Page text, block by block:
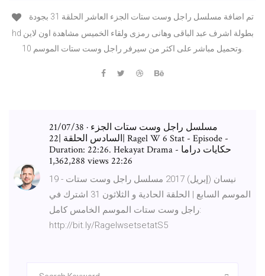
hd بطولة اشرف عبد الباقى وهانى رمزى ولقاء الخميس مشاهدة اون لاين
21/07/38 · مسلسل راجل وست ستات الجزء
السادس الحلقة |22| Ragel W 6 Stat - Episode -
Duration: 22:26. Hekayat Drama - حكايات دراما
1,362,288 views 22:26
19 نيسان (إبريل) 2017 مسلسل راجل وست ستات -
الموسم السابع | الحلقة الحادية و الثلاثون 31 اشترك في
راجل وست ستات الموسم الخامس كامل:
http://bit.ly/RagelwsetsetatS5